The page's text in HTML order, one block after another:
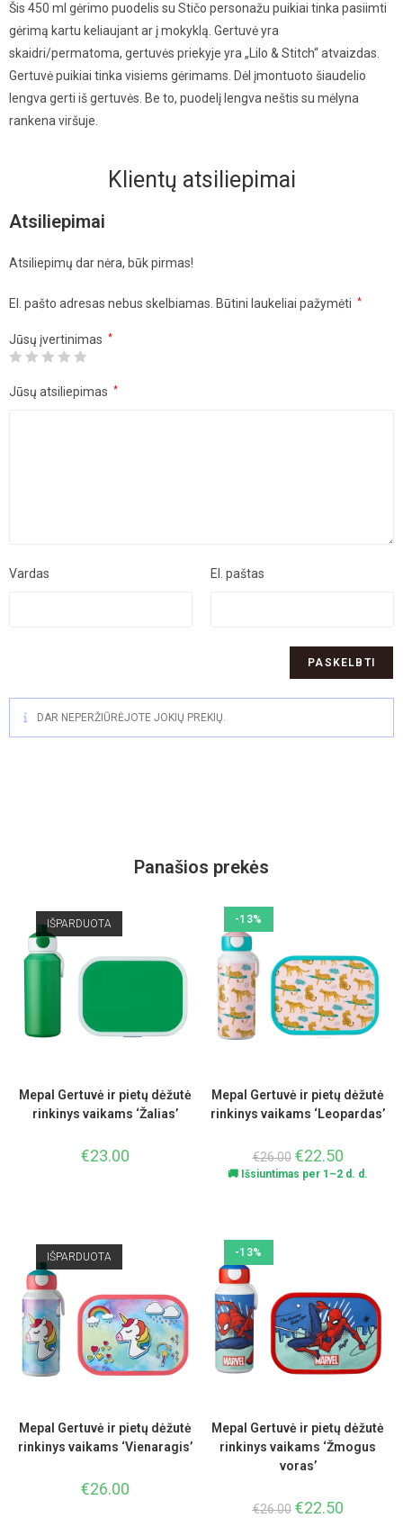
Šis 450 ml gėrimo puodelis su Stičo personažu puikiai tinka pasiimti
gėrimą kartu keliaujant ar į mokyklą. Gertuvė yra
skaidri/permatoma, gertuvės priekyje yra „Lilo & Stitch“ atvaizdas.
Gertuvė puikiai tinka visiems gėrimams. Dėl įmontuoto šiaudelio
lengva gerti iš gertuvės. Be to, puodelį lengva neštis su mėlyna
rankena viršuje.
Klientų atsiliepimai
Atsiliepimai
Atsiliepimų dar nėra, būk pirmas!
El. pašto adresas nebus skelbiamas. Būtini laukeliai pažymėti *
Jūsų įvertinimas *
Jūsų atsiliepimas *
Vardas El. paštas
DAR NEPERŽIŪRĖJOTE JOKIŲ PREKIŲ.
Panašios prekės
IŠPARDUOTA
Mepal Gertuvė ir pietų dėžutė
rinkinys vaikams ‘Žalias’
€23.00
-13%
Mepal Gertuvė ir pietų dėžutė
rinkinys vaikams ‘Leopardas’
€26.00 €22.50
🚚 Išsiuntimas per 1–2 d. d.
IŠPARDUOTA
Mepal Gertuvė ir pietų dėžutė
rinkinys vaikams ‘Vienaragis’
€26.00
-13%
Mepal Gertuvė ir pietų dėžutė
rinkinys vaikams ‘Žmogus
voras’
€26.00 €22.50